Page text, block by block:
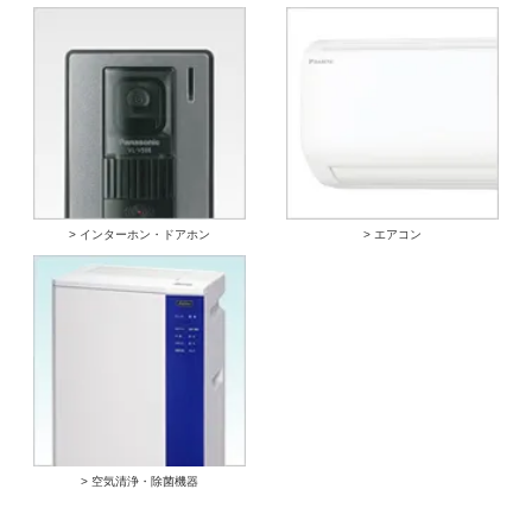
> インターホン・ドアホン > エアコン
> 空気清浄・除菌機器